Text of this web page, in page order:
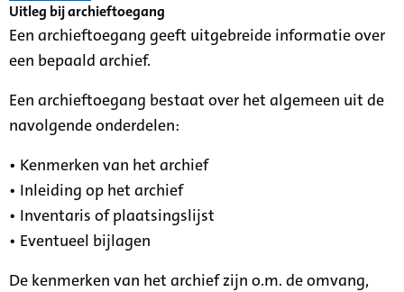
Uitleg bij archieftoegang
Een archieftoegang geeft uitgebreide informatie over
een bepaald archief.
Een archieftoegang bestaat over het algemeen uit de
navolgende onderdelen:
• Kenmerken van het archief
• Inleiding op het archief
• Inventaris of plaatsingslijst
• Eventueel bijlagen
De kenmerken van het archief zijn o.m. de omvang,